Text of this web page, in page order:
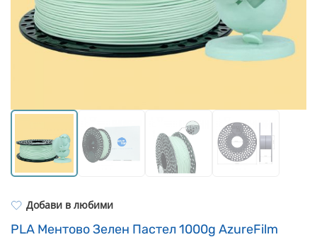
PC
Легло за 3D принтер
Добави в любими
PLA Ментово Зелен Пастел 1000g AzureFilm